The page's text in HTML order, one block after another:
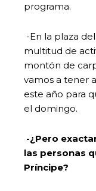
programa.
-En la plaza
multitud de
montón de
vamos a tener
este año para
el domingo.
-¿Pero
las personas
Príncipe?